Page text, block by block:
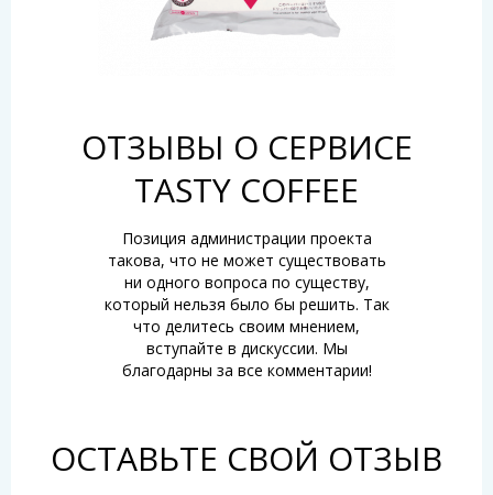
ОТЗЫВЫ О СЕРВИСЕ
TASTY COFFEE
Позиция администрации проекта
такова, что не может существовать
ни одного вопроса по существу,
который нельзя было бы решить. Так
что делитесь своим мнением,
вступайте в дискуссии. Мы
благодарны за все комментарии!
ОСТАВЬТЕ СВОЙ ОТЗЫВ